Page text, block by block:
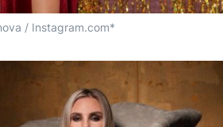
/ Instagram.com*